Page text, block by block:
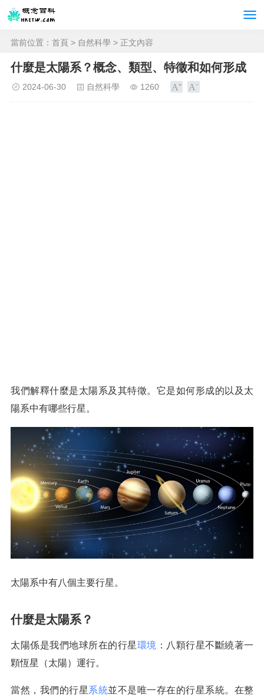
當前位置： 首頁 > 自然科學 > 正文內容
什麼是太陽系？概念、類型、特徵和如何形成
2024-06-30 自然科學 1260
我們解釋什麼是太陽系及其特徵。它是如何形成的以及太
陽系中有哪些行星。
太陽系中有八個主要行星。
什麼是太陽系？
太陽係是我們地球所在的行星環境 ：八顆行星不斷繞著一
顆恆星（太陽）運行。
當然，我們的行星系統並不是唯一存在的行星系統。在整